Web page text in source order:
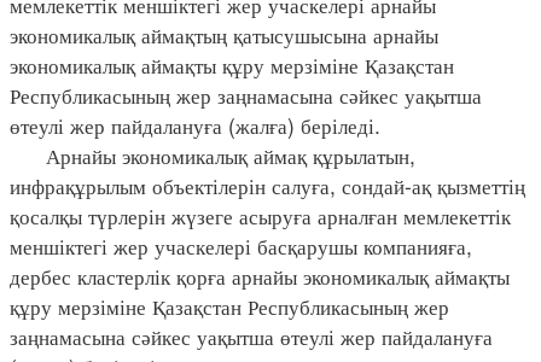
экономикалық аймақтың қатысушысына арнайы
экономикалық аймақты құру мерзіміне Қазақстан
Республикасының жер заңнамасына сәйкес уақытша
өтеулі жер пайдалануға (жалға) беріледі.
Арнайы экономикалық аймақ құрылатын,
инфрақұрылым объектілерін салуға, сондай-ақ қызметтің
қосалқы түрлерін жүзеге асыруға арналған мемлекеттік
меншіктегі жер учаскелері басқарушы компанияға,
дербес кластерлік қорға арнайы экономикалық аймақты
құру мерзіміне Қазақстан Республикасының жер
заңнамасына сәйкес уақытша өтеулі жер пайдалануға